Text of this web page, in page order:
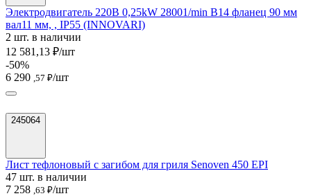
Электродвигатель 220В 0,25kW 28001/min B14 фланец 90 мм
вал11 мм, , IP55 (INNOVARI)
2 шт. в наличии
12 581,13 ₽/шт
-50%
6 290 ,57 ₽/шт
245064
Лист тефлоновый с загибом для гриля Senoven 450 EPI
47 шт. в наличии
7 258 ,63 ₽/шт